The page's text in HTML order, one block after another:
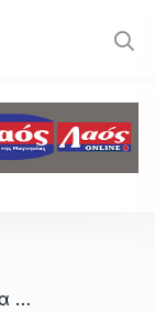
/ Σχολείο Αλβανικής γλώσσας για τα παιδιά μεταναστών